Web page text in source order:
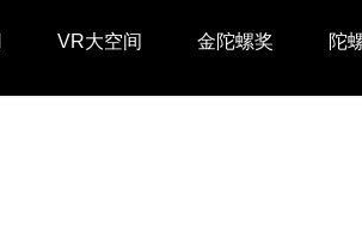
VR大空间 金陀螺奖 陀